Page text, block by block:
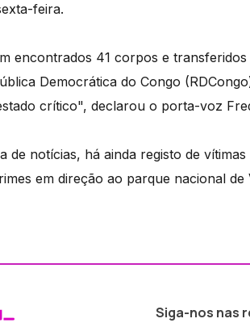
feira.
encontrados 41 corpos e
Democrática do Congo
crítico", declarou o porta-voz
de notícias, há ainda registo de
em direção ao parque nacional de
Siga-nos nas